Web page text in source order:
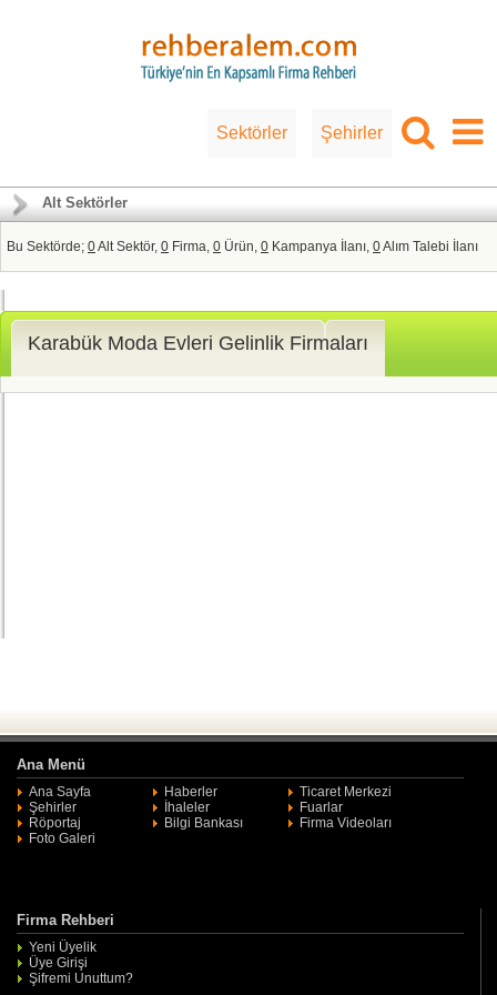
Sektörler Şehirler
Alt Sektörler
Bu Sektörde; 0Alt Sektör, 0 Firma, 0 Ürün, 0 Kampanya İlanı, 0Alım Talebi İlanı
Karabük Moda Evleri Gelinlik Firmaları
Ana Menü
Ana Sayfa Haberler
Ticaret Merkezi
Şehirler
İhaleler
Fuarlar
Röportaj
Bilgi Bankası
Firma Videoları
Foto Galeri
Firma Rehberi
Yeni Üyelik
Üye Girişi
Şifremi Unuttum?